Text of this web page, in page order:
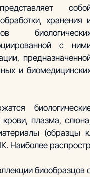
хранения
с
и
крови, плазма,
(образцы
Наиболее